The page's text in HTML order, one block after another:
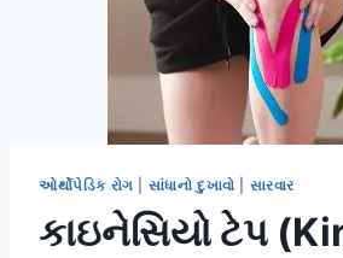
ઓર્થોપેડિક રોગ સાંધાનો દુખાવો સારવાર
કાઇનેસિયો ટેપ